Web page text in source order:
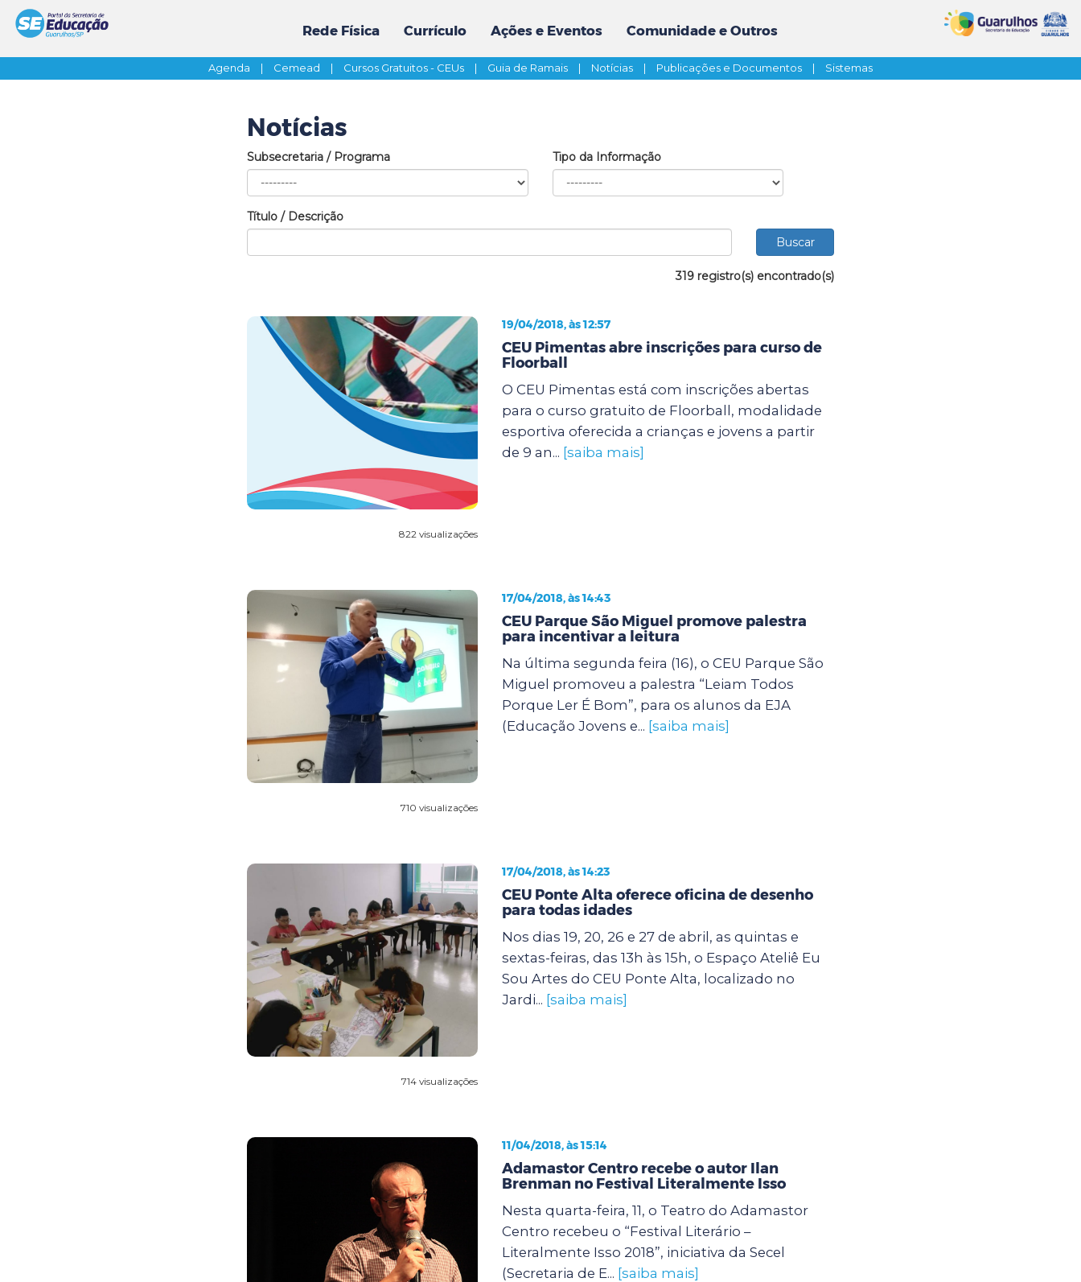
Rede Física Currículo Ações e Eventos Comunidade e Outros
Agenda | Cemead | Cursos Gratuitos - CEUs | Guia de Ramais | Notícias | Publicações e Documentos | Sistemas
Notícias
Subsecretaria / Programa Tipo da Informação
Título / Descrição
319 registro(s) encontrado(s)
822 visualizações
19/04/2018, às 12:57
CEU Pimentas abre inscrições para curso de
Floorball
O CEU Pimentas está com inscrições abertas
para o curso gratuito de Floorball, modalidade
esportiva oferecida a crianças e jovens a partir
de 9 an... [saiba mais]
710 visualizações
17/04/2018, às 14:43
CEU Parque São Miguel promove palestra
para incentivar a leitura
Na última segunda feira (16), o CEU Parque São
Miguel promoveu a palestra “Leiam Todos
Porque Ler É Bom”, para os alunos da EJA
(Educação Jovens e... [saiba mais]
714 visualizações
17/04/2018, às 14:23
CEU Ponte Alta oferece oficina de desenho
para todas idades
Nos dias 19, 20, 26 e 27 de abril, as quintas e
sextas-feiras, das 13h às 15h, o Espaço Ateliê Eu
Sou Artes do CEU Ponte Alta, localizado no
Jardi... [saiba mais]
11/04/2018, às 15:14
Adamastor Centro recebe o autor Ilan
Brenman no Festival Literalmente Isso
Nesta quarta-feira, 11, o Teatro do Adamastor
Centro recebeu o “Festival Literário –
Literalmente Isso 2018”, iniciativa da Secel
(Secretaria de E... [saiba mais]